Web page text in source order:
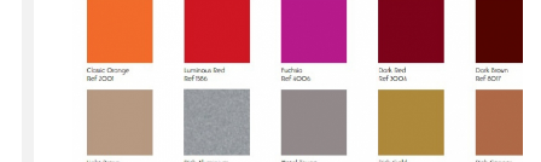
JOINTS D'ÉTANCHÉITÉS
FIXATION GARDES CORPS